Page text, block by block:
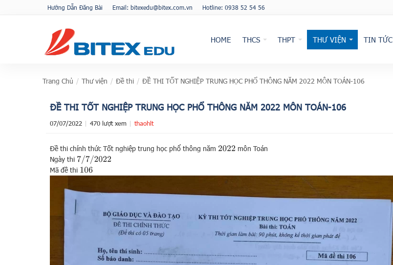
Hướng Dẫn Đăng Bài Email: bitexedu@bitex.com.vn Hotline: 0938 52 54 56
HOME THCS THPT THƯ VIỆN TIN TỨC
Trang Chủ / Thư viện / Đề thi / ĐỀ THI TỐT NGHIỆP TRUNG HỌC PHỔ THÔNG NĂM 2022 MÔN TOÁN-106
ĐỀ THI TỐT NGHIỆP TRUNG HỌC PHỔ THÔNG NĂM 2022 MÔN TOÁN-106
07/07/2022 470 lượt xem thaohlt
Đề thi chính thức Tốt nghiệp trung học phổ thông năm 2022 môn Toán
Ngày thi 7/7/2022
Mã đề thi 106